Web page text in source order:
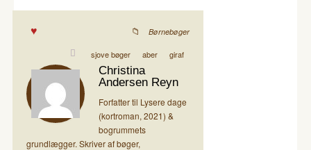
Børnebøger
sjove bøger aber giraf
Christina
Andersen Reyn
Forfatter til Lysere dage
(kortroman, 2021) &
bogrummets
grundlægger. Skriver af bøger,